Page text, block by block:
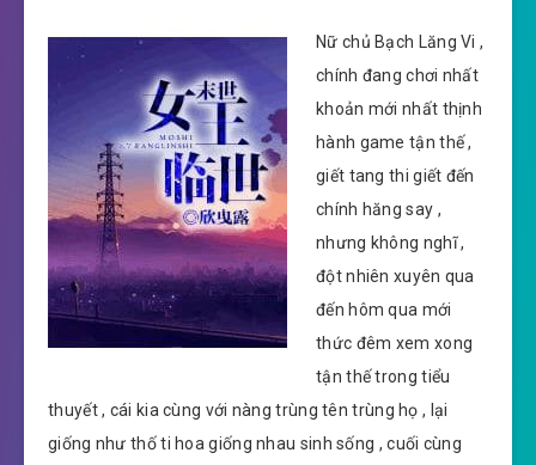
Nữ chủ Bạch Lăng Vi ,
chính đang chơi nhất
khoản mới nhất thịnh
hành game tận thế ,
giết tang thi giết đến
chính hăng say ,
nhưng không nghĩ ,
đột nhiên xuyên qua
đến hôm qua mới
thức đêm xem xong
tận thế trong tiểu
thuyết , cái kia cùng với nàng trùng tên trùng họ , lại
giống như thố ti hoa giống nhau sinh sống , cuối cùng